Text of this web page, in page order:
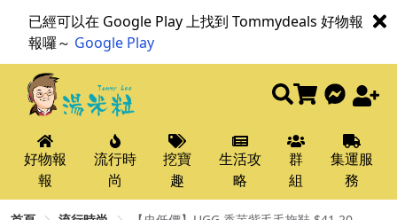
已經可以在 Google Play 上找到 Tommydeals 好物報
報囉～ Google Play
好物報
報
流行時
尚
挖寶
趣
生活攻
略
群
組
集運服
務